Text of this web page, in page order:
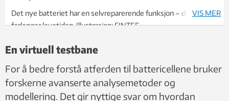
Det nye batteriet har en selvreparerende funksjon – det
forlenger levetiden. Illustrasjon: SINTEF
VIS MER
En virtuell testbane
For å bedre forstå atferden til battericellene bruker
forskerne avanserte analysemetoder og
modellering. Det gir nyttige svar om hvordan